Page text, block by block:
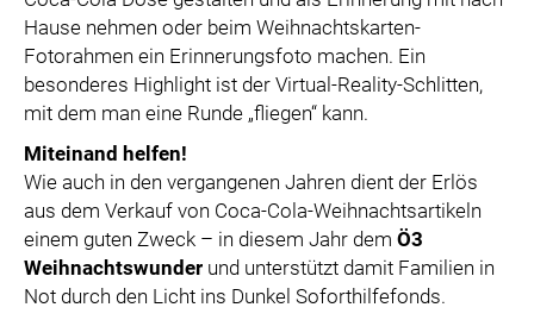
Hause nehmen oder beim Weihnachtskarten-
Fotorahmen ein Erinnerungsfoto machen. Ein
besonderes Highlight ist der Virtual-Reality-Schlitten,
mit dem man eine Runde „fliegen“ kann.
Miteinand helfen!
Wie auch in den vergangenen Jahren dient der Erlös
aus dem Verkauf von Coca-Cola-Weihnachtsartikeln
einem guten Zweck – in diesem Jahr dem Ö3
Weihnachtswunder und unterstützt damit Familien in
Not durch den Licht ins Dunkel Soforthilfefonds.